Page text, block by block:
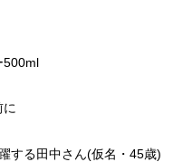
500ml
する田中さん(仮名・45歳)